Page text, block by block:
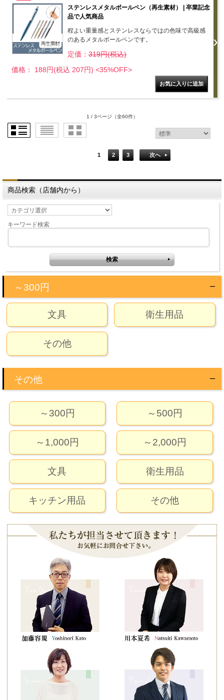
ステンレスメタルボールペン（再生素材） | 卒業記念
品で人気商品
程よい重量感とステンレスならではの色味で高級感
のあるメタルボールペンです。
定価： 319円(税込)
価格： 188円(税込 207円) <35%OFF>
1 / 3ページ （全60件）
1 2 3 次へ
商品検索（店舗内から）
キーワード検索
～300円
文具
その他
衛生用品
その他
～300円
～1,000円
文具
キッチン用品
～500円
～2,000円
衛生用品
その他